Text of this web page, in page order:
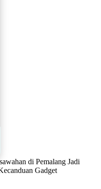
di Pemalang Jadi
Gadget